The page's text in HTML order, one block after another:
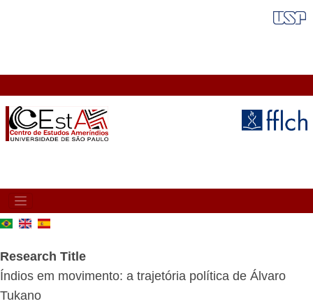
MAIN
NAVIGATION
Research Title
Índios em movimento: a trajetória política de Álvaro
Tukano